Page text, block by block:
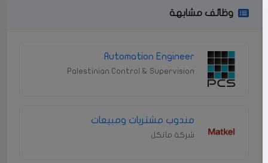
وظائف مشابهة
Automation Engineer
Palestinian Control & Supervision
مندوب مشتريات ومبيعات
شركة ماتكل